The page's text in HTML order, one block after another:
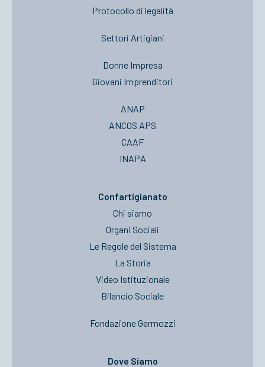
Protocollo di legalità
Settori Artigiani
Donne Impresa
Giovani Imprenditori
ANAP
ANCOS APS
CAAF
INAPA
Confartigianato
Chi siamo
Organi Sociali
Le Regole del Sistema
La Storia
Video Istituzionale
Bilancio Sociale
Fondazione Germozzi
Dove Siamo